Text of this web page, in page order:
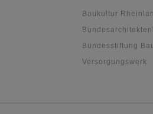
Baukultur
Bundesstiftung
Versorgungswerk